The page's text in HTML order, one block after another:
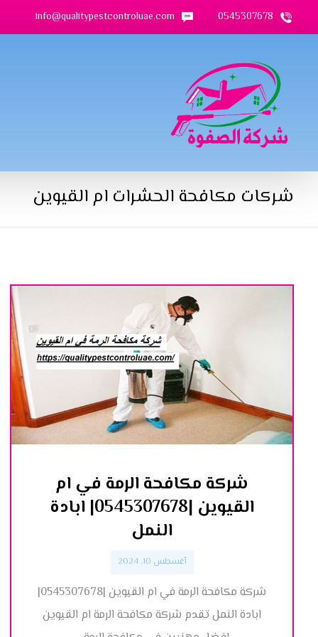
0545307678
info@qualitypestcontroluae.com
شركات مكافحة الحشرات ام القيوين
شركة مكافحة الرمة في ام
القيوين |0545307678| ابادة
النمل
أغسطس 10, 2024
شركة مكافحة الرمة في ام القيوين |0545307678|
ابادة النمل تقدم شركة مكافحة الرمة ام القيوين